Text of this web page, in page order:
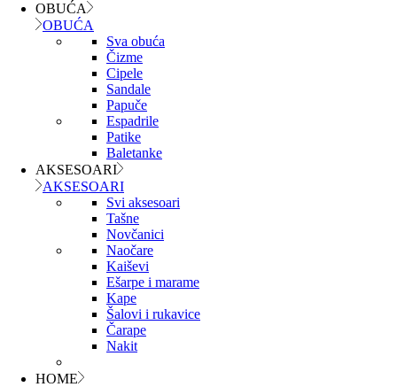
OBUĆA
OBUĆA
Sva obuća
Čizme
Cipele
Sandale
Papuče
Espadrile
Patike
Baletanke
AKSESOARI
AKSESOARI
Svi aksesoari
Tašne
Novčanici
Naočare
Kaiševi
Ešarpe i marame
Kape
Šalovi i rukavice
Čarape
Nakit
HOME